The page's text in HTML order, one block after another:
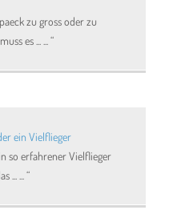
zu gross oder zu
es ... ...
ein Vielflieger
so erfahrener Vielflieger
... ...